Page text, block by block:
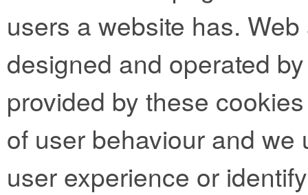
users a website has.
designed and operated
provided by these
of user behaviour and
user experience or